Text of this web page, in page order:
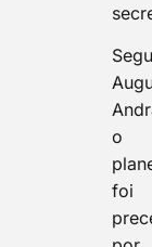
o
foi